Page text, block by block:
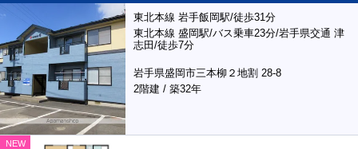
東北本線 岩手飯岡駅/徒歩31分
東北本線 盛岡駅/バス乗車23分/岩手県交通 津
志田/徒歩7分
岩手県盛岡市三本柳２地割 28-8
2階建 / 築32年
NEW